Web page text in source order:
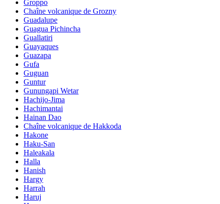
Groppo
Chaîne volcanique de Grozny
Guadalupe
Guagua Pichincha
Guallatiri
Guayaques
Guazapa
Gufa
Guguan
Guntur
Gunungapi Wetar
Hachijo-Jima
Hachimantai
Hainan Dao
Chaîne volcanique de Hakkoda
Hakone
Haku-San
Haleakala
Halla
Hanish
Hargy
Harrah
Haruj